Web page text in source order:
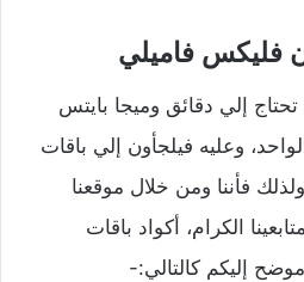
فليكس فاميلي
إلي دقائق وميجا بايتس
وعليه فيلجأون إلي باقات
فأننا ومن خلال موقعنا
الكرام، أكواد باقات
إليكم كالتالي:-